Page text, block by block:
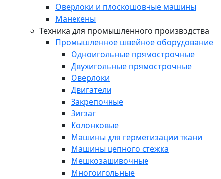
Оверлоки и плоскошовные машины
Манекены
Техника для промышленного производства
Промышленное швейное оборудование
Одноигольные прямострочные
Двухигольные прямострочные
Оверлоки
Двигатели
Закрепочные
Зигзаг
Колонковые
Машины для герметизации ткани
Машины цепного стежка
Мешкозашивочные
Многоигольные